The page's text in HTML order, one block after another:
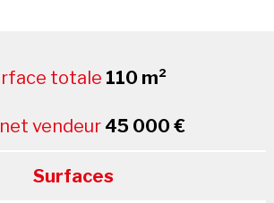
totale 110 m²
vendeur 45 000 €
Surfaces